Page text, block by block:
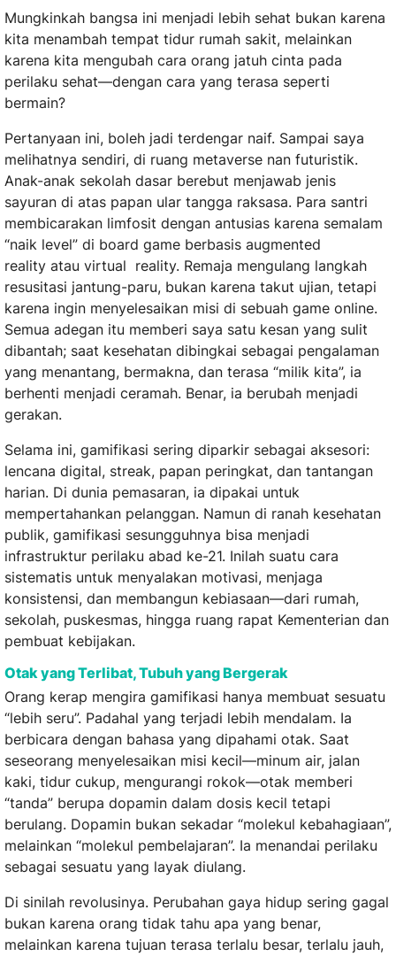
Mungkinkah bangsa ini menjadi lebih sehat bukan karena
kita menambah tempat tidur rumah sakit, melainkan
karena kita mengubah cara orang jatuh cinta pada
perilaku sehat—dengan cara yang terasa seperti
bermain?
Pertanyaan ini, boleh jadi terdengar naif. Sampai saya
melihatnya sendiri, di ruang metaverse nan futuristik.
Anak-anak sekolah dasar berebut menjawab jenis
sayuran di atas papan ular tangga raksasa. Para santri
membicarakan limfosit dengan antusias karena semalam
“naik level” di board game berbasis augmented
reality atau virtual reality. Remaja mengulang langkah
resusitasi jantung-paru, bukan karena takut ujian, tetapi
karena ingin menyelesaikan misi di sebuah game online.
Semua adegan itu memberi saya satu kesan yang sulit
dibantah; saat kesehatan dibingkai sebagai pengalaman
yang menantang, bermakna, dan terasa “milik kita”, ia
berhenti menjadi ceramah. Benar, ia berubah menjadi
gerakan.
Selama ini, gamifikasi sering diparkir sebagai aksesori:
lencana digital, streak, papan peringkat, dan tantangan
harian. Di dunia pemasaran, ia dipakai untuk
mempertahankan pelanggan. Namun di ranah kesehatan
publik, gamifikasi sesungguhnya bisa menjadi
infrastruktur perilaku abad ke-21. Inilah suatu cara
sistematis untuk menyalakan motivasi, menjaga
konsistensi, dan membangun kebiasaan—dari rumah,
sekolah, puskesmas, hingga ruang rapat Kementerian dan
pembuat kebijakan.
Otak yang Terlibat, Tubuh yang Bergerak
Orang kerap mengira gamifikasi hanya membuat sesuatu
“lebih seru”. Padahal yang terjadi lebih mendalam. Ia
berbicara dengan bahasa yang dipahami otak. Saat
seseorang menyelesaikan misi kecil—minum air, jalan
kaki, tidur cukup, mengurangi rokok—otak memberi
“tanda” berupa dopamin dalam dosis kecil tetapi
berulang. Dopamin bukan sekadar “molekul kebahagiaan”,
melainkan “molekul pembelajaran”. Ia menandai perilaku
sebagai sesuatu yang layak diulang.
Di sinilah revolusinya. Perubahan gaya hidup sering gagal
bukan karena orang tidak tahu apa yang benar,
melainkan karena tujuan terasa terlalu besar, terlalu jauh,